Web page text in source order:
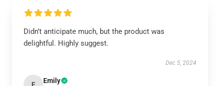
Didn’t anticipate much, but the product was
delightful. Highly suggest.
Dec 5, 2024
Emily